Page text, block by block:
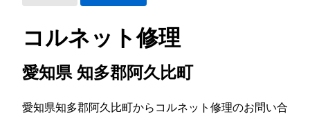
コルネット修理
愛知県 知多郡阿久比町
愛知県知多郡阿久比町からコルネット修理のお問い合